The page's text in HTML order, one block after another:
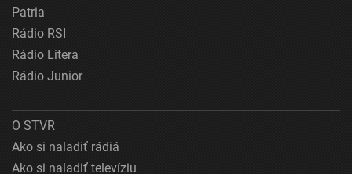
Patria
Rádio RSI
Rádio Litera
Rádio Junior
O STVR
Ako si naladiť rádiá
Ako si naladiť televíziu